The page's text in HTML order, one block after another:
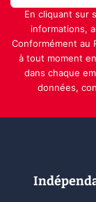
En cliquant sur
informations,
Conformément au
à tout moment
dans chaque
données,